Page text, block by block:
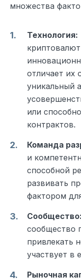
множества
Технология:
отличает их
уникальный
или
контрактов.
Команда
и
способной
развивать
фактором
Сообщество:
сообщество
привлекать
участвует в
Рыночная